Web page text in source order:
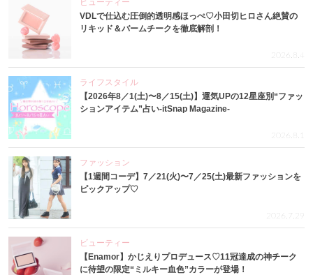
ビューティー
VDLで仕込む圧倒的透明感ほっぺ♡小田切ヒロさん絶賛の
リキッド＆バームチークを徹底解剖！
2026.8.4
ライフスタイル
【2026年8／1(土)〜8／15(土)】運気UPの12星座別“ファッ
ションアイテム”占い-itSnap Magazine-
2026.8.1
ファッション
【1週間コーデ】7／21(火)〜7／25(土)最新ファッションを
ピックアップ♡
2026.7.29
ビューティー
【Enamor】かじえりプロデュース♡11冠達成の神チーク
に待望の限定“ミルキー血色”カラーが登場！